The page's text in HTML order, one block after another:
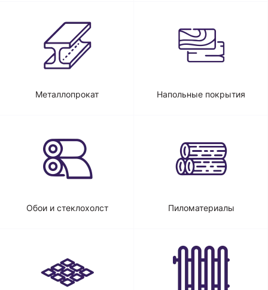
Металлопрокат Напольные покрытия
Обои и стеклохолст Пиломатериалы